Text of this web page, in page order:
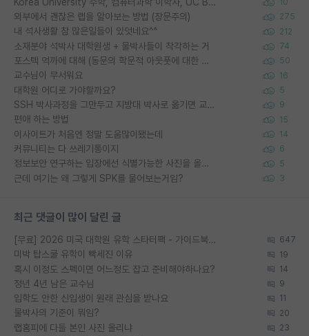
10
외부에서 괜찮은 랩을 알아보는 방법 (장문주의) 275
내 석사생활 참 많은일들이 있엇네요^^ 212
소재분야 석박사 대학원생 + 물박사들이 착각하는 거 74
포스텍 억까에 대해 (동문의 학문적 아웃풋에 대한 반박) 50
교수님이 무서워요 16
대학원 어디로 가야할까요? 5
SSH 박사과정을 그만두고 지방대 박사로 옮기면 교수의 꿈은 끝일까요? 9
편애 하는 방법 15
이사이트가 처음엔 정말 도움많이됐는데 14
커뮤니티는 다 쓰레기통이지 6
정보보안 연구하는 입장에선 식별가능한 사진을 올리는건 비추이긴함 5
근데 여기는 왜 그렇게 SPK를 물어보는거임? 3
최근 댓글이 많이 달린 글
[무료] 2026 미국 대학원 유학 스타터팩 - 가이드북 & 합격자 컨택메일 템플릿 647
미박 탑스쿨 유학이 빡세진 이유 19
혹시 이정도 스펙이면 어느정도 잡고 준비해야하나요? 14
정년 4년 남은 교수님 9
입학도 안한 신입생이 원래 관심을 받나요 11
물박사의 기준이 뭐임? 20
랩홈피에 다들 본인 사진 올리냐 23